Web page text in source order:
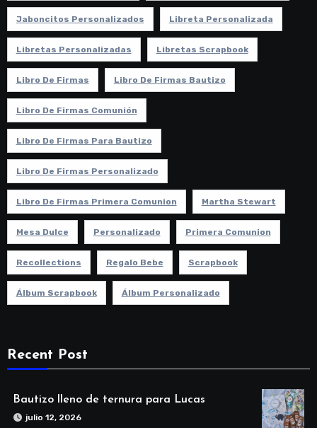
Jaboncitos Personalizados Libreta Personalizada
Libretas Personalizadas Libretas Scrapbook
Libro De Firmas Libro De Firmas Bautizo
Libro De Firmas Comunión
Libro De Firmas Para Bautizo
Libro De Firmas Personalizado
Libro De Firmas Primera Comunion Martha Stewart
Mesa Dulce Personalizado Primera Comunion
Recollections Regalo Bebe Scrapbook
Álbum Scrapbook Álbum Personalizado
Recent Post
Bautizo lleno de ternura para Lucas
julio 12, 2026